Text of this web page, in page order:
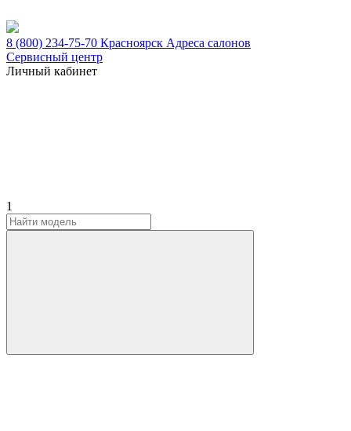
8 (800) 234-75-70 Красноярск Адреса салонов
Сервисный центр
Личный кабинет
1